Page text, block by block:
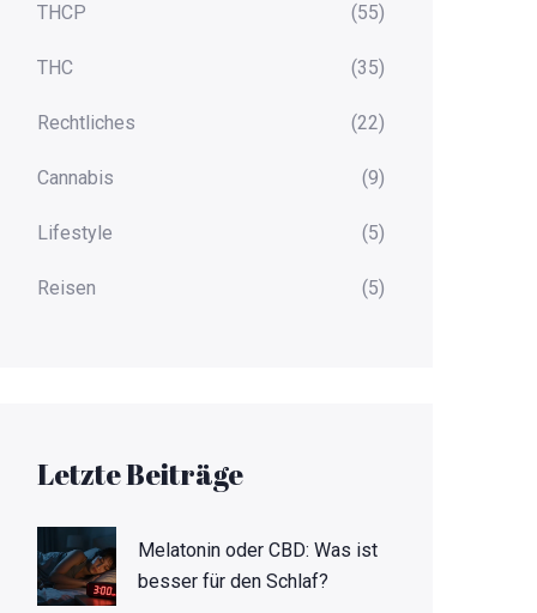
THCP (55)
THC (35)
Rechtliches (22)
Cannabis (9)
Lifestyle (5)
Reisen (5)
Letzte Beiträge
Melatonin oder CBD: Was ist
besser für den Schlaf?